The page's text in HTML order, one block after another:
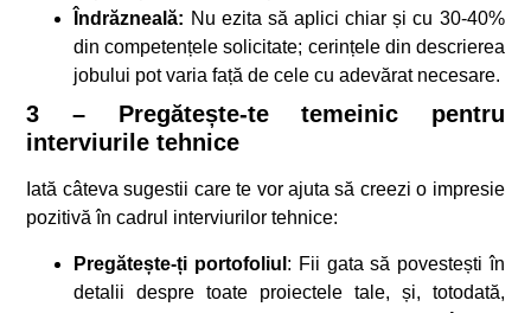
Îndrăzneală: Nu ezita să aplici chiar și cu 30-40%
din competențele solicitate; cerințele din descrierea
jobului pot varia față de cele cu adevărat necesare.
3 – Pregătește-te temeinic pentru
interviurile tehnice
Iată câteva sugestii care te vor ajuta să creezi o impresie
pozitivă în cadrul interviurilor tehnice:
Pregătește-ți portofoliul : Fii gata să povestești în
detalii despre toate proiectele tale, și, totodată,